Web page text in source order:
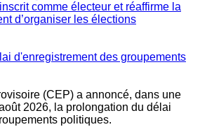
comme électeur et réaffirme la
d’organiser les élections
d'enregistrement des groupements
(CEP) a annoncé, dans une
2026, la prolongation du délai
politiques.